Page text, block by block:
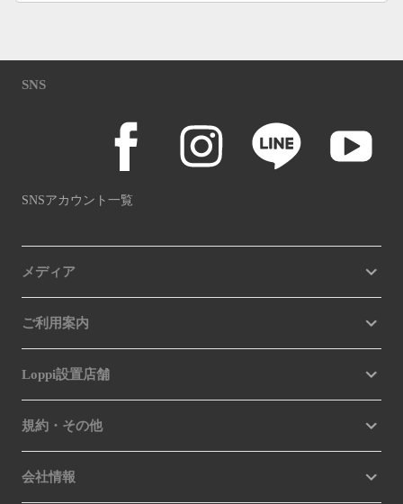
SNS
SNSアカウント一覧
メディア
ご利用案内
Loppi設置店舗
規約・その他
会社情報